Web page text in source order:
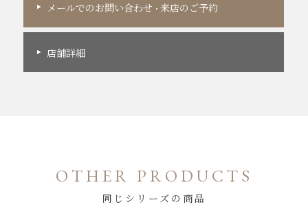
メールでのお問い合わせ ・来店のご予約
店舗詳細
OTHER PRODUCTS
同じシリーズの商品